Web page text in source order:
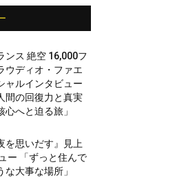
ンス 絶空 16,000フ
ウディオ・ファエ
ャルインタビュー
間の回復力と真実
心へと迫る旅」
を思いだす』見上
ー 「ずっと住んで
な大事な場所」